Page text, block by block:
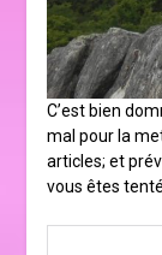
C’est bien
mal pour la
articles; et
vous êtes